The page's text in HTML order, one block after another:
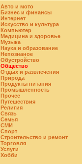
Авто и мото
Бизнес и финансы
Интернет
Искусство и культура
Компьютер
Медицина и здоровье
Музыка
Наука и образование
Непознаное
Обустройство
Общество
Отдых и развлечения
Природа
Продукты питания
Промышленность
Прочее
Путешествия
Религия
Связь
Семья
СМИ
Спорт
Строительство и ремонт
Торговля
Услуги
Хобби